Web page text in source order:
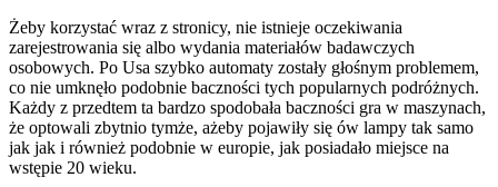
Żeby korzystać wraz z stronicy, nie istnieje oczekiwania
zarejestrowania się albo wydania materiałów badawczych
osobowych. Po Usa szybko automaty zostały głośnym problemem,
co nie umknęło podobnie baczności tych popularnych podróżnych.
Każdy z przedtem ta bardzo spodobała baczności gra w maszynach,
że optowali zbytnio tymże, ażeby pojawiły się ów lampy tak samo
jak jak i również podobnie w europie, jak posiadało miejsce na
wstępie 20 wieku.